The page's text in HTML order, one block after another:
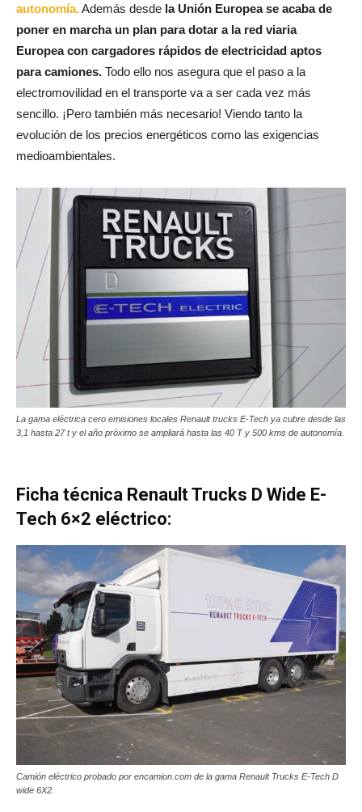
autonomía.Además desde la Unión Europea se acaba de
poner en marcha un plan para dotar a la red viaria
Europea con cargadores rápidos de electricidad aptos
para camiones. Todo ello nos asegura que el paso a la
electromovilidad en el transporte va a ser cada vez más
sencillo. ¡Pero también más necesario! Viendo tanto la
evolución de los precios energéticos como las exigencias
medioambientales.
La gama eléctrica cero emisiones locales Renault trucks E-Tech ya cubre desde las
3,1 hasta 27 t y el año próximo se ampliará hasta las 40 T y 500 kms de autonomía.
Ficha técnica Renault Trucks D Wide E-
Tech 6×2 eléctrico:
Camión eléctrico probado por encamion.com de la gama Renault Trucks E-Tech D
wide 6X2.